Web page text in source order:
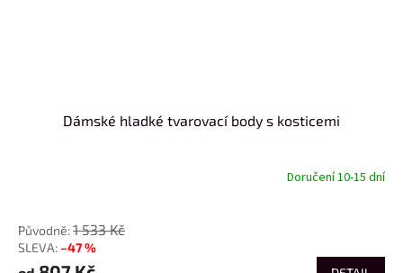
Dámské hladké tvarovací body s kosticemi
Doručení 10-15 dní
1 533 Kč
–47 %